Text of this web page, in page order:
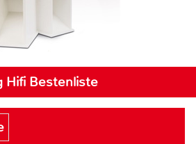
Hifi Bestenliste